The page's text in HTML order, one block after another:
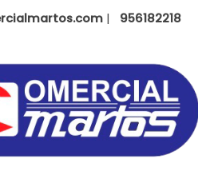
| 956182218